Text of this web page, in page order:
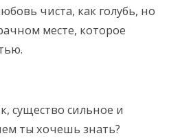
чиста, как голубь, но
месте, которое
существо сильное и
ты хочешь знать?